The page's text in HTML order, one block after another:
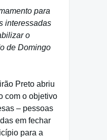
para
interessadas
o
de Domingo
Preto abriu
com o objetivo
– pessoas
em fechar
para a